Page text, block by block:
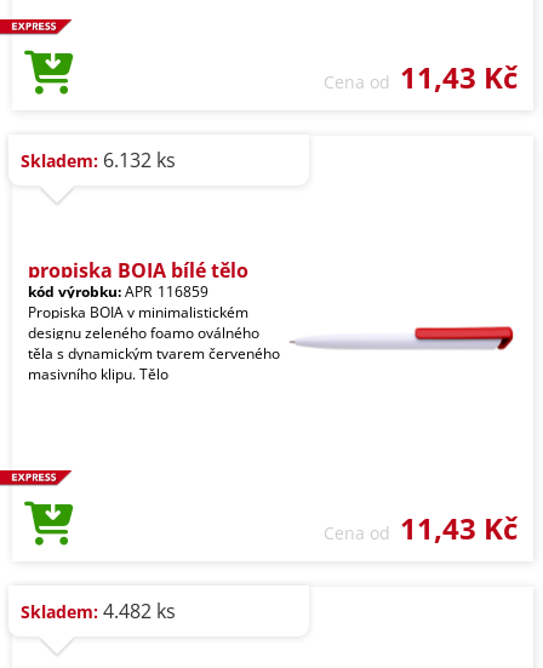
Cena od 11,43 Kč
Skladem: 6.132 ks
propiska BOIA bílé tělo
kód výrobku:APR_116859
Propiska BOIA v minimalistickém
designu zeleného foamo oválného
těla s dynamickým tvarem červeného
masivního klipu. Tělo
Cena od 11,43 Kč
Skladem: 4.482 ks